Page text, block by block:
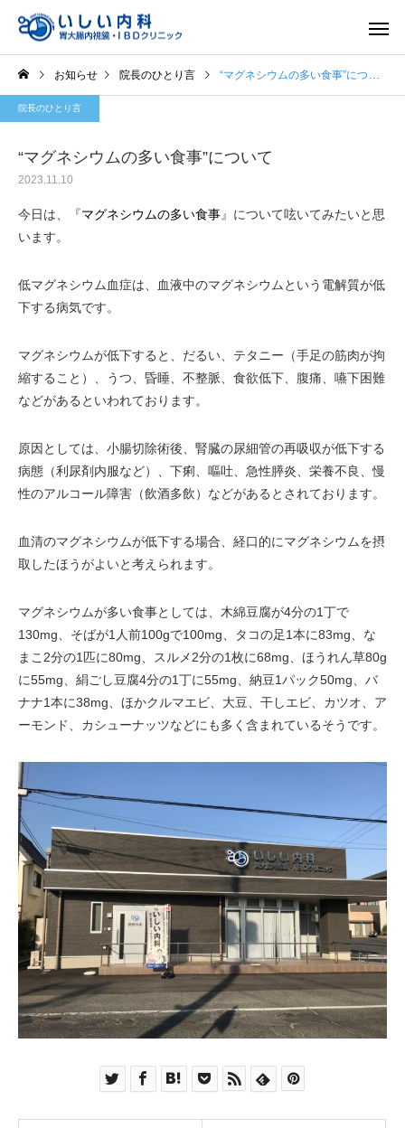
一般内科 胃内視
お知らせ 院長のひとり言 “マグネシウムの多い食事”について
院長のひとり言
“マグネシウムの多い食事”について
2023.11.10
今日は、『マグネシウムの多い食事』について呟いてみたいと思
います。
低マグネシウム血症は、血液中のマグネシウムという電解質が低
下する病気です。
マグネシウムが低下すると、だるい、テタニー（手足の筋肉が拘
縮すること）、うつ、昏睡、不整脈、食欲低下、腹痛、嚥下困難
などがあるといわれております。
原因としては、小腸切除術後、腎臓の尿細管の再吸収が低下する
病態（利尿剤内服など）、下痢、嘔吐、急性膵炎、栄養不良、慢
性のアルコール障害（飲酒多飲）などがあるとされております。
血清のマグネシウムが低下する場合、経口的にマグネシウムを摂
取したほうがよいと考えられます。
マグネシウムが多い食事としては、木綿豆腐が4分の1丁で
130mg、そばが1人前100gで100mg、タコの足1本に83mg、な
まこ2分の1匹に80mg、スルメ2分の1枚に68mg、ほうれん草80g
に55mg、絹ごし豆腐4分の1丁に55mg、納豆1パック50mg、バ
ナナ1本に38mg、ほかクルマエビ、大豆、干しエビ、カツオ、ア
ーモンド、カシューナッツなどにも多く含まれているそうです。